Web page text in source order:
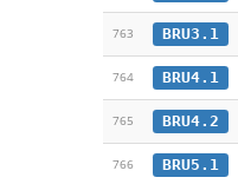
763 BRU3.1
764 BRU4.1
765 BRU4.2
766 BRU5.1